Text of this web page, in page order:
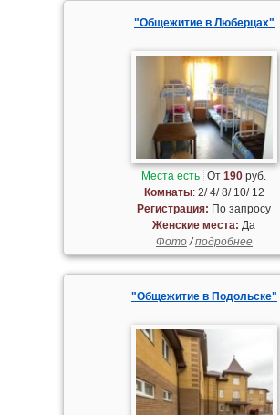
"Общежитие в Люберцах"
Места есть От190 руб.
Комнаты: 2/ 4/ 8/ 10/ 12
Регистрация: По запросу
Женские места: Да
Фото/подробнее
"Общежитие в Подольске"